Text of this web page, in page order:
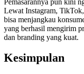
Lewat Instagram,
bisa menjangkau
yang berhasil mengirim
dan branding yang kuat.
Kesimpulan